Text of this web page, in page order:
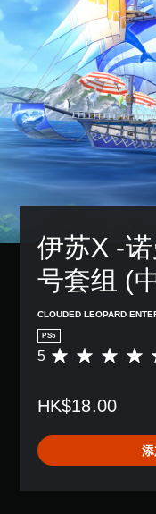
伊苏X -
号套组 (
CLOUDED LEOPARD
PS5
平
价
颗
星
（
5
HK$18.00